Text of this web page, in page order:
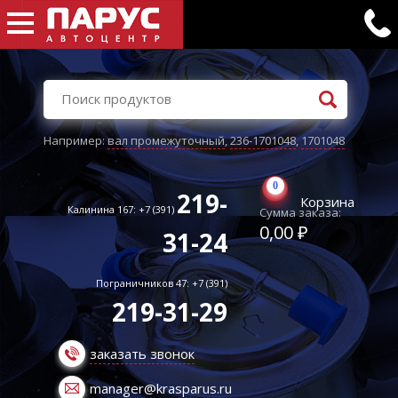
Например:вал промежуточный,236-1701048,1701048
Калинина 167: +7 (391) 219-
31-24
Пограничников 47: +7 (391)
219-31-29
заказать звонок
manager@krasparus.ru
0
Корзина
Сумма заказа:
0,00 ₽